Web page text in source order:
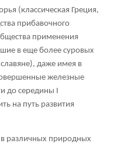
(классическая Греция,
прибавочного
применения
в еще более суровых
даже имея в
железные
до середины I
на путь развития
различных природных